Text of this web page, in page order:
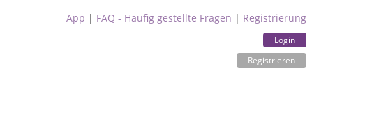
App | FAQ - Häufig gestellte Fragen | Registrierung
Login
Registrieren